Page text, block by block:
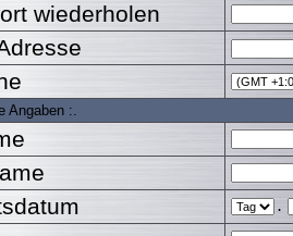
wiederholen
Angaben :.
.